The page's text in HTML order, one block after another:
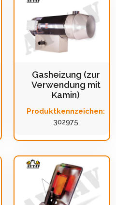
Gasheizung (zur
Verwendung mit
Kamin)
Produktkennzeichen:
302975